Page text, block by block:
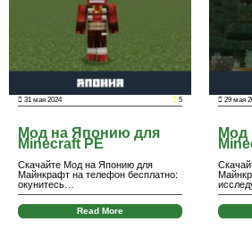
31 мая 2024 5
Мод на Японию для
Minecraft PE
Скачайте Мод на Японию для
Майнкрафт на телефон бесплатно:
окунитесь…
Read More
29 мая
Мод